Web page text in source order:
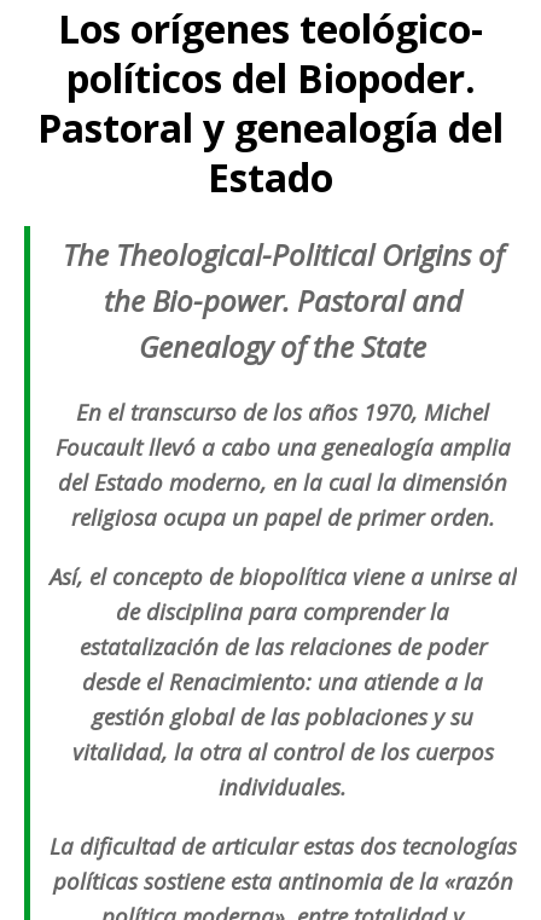
Los orígenes teológico-
políticos del Biopoder.
Pastoral y genealogía del
Estado
The Theological-Political Origins of
the Bio-power. Pastoral and
Genealogy of the State
En el transcurso de los años 1970, Michel
Foucault llevó a cabo una genealogía amplia
del Estado moderno, en la cual la dimensión
religiosa ocupa un papel de primer orden.
Así, el concepto de biopolítica viene a unirse al
de disciplina para comprender la
estatalización de las relaciones de poder
desde el Renacimiento: una atiende a la
gestión global de las poblaciones y su
vitalidad, la otra al control de los cuerpos
individuales.
La dificultad de articular estas dos tecnologías
políticas sostiene esta antinomia de la «razón